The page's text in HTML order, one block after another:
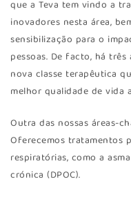
que a Teva tem vindo a
inovadores nesta área,
sensibilização para o
pessoas. De facto, há
nova classe terapêutica
melhor qualidade de vida
Outra das nossas áreas-
Oferecemos tratamentos
respiratórias, como a
crónica (DPOC).